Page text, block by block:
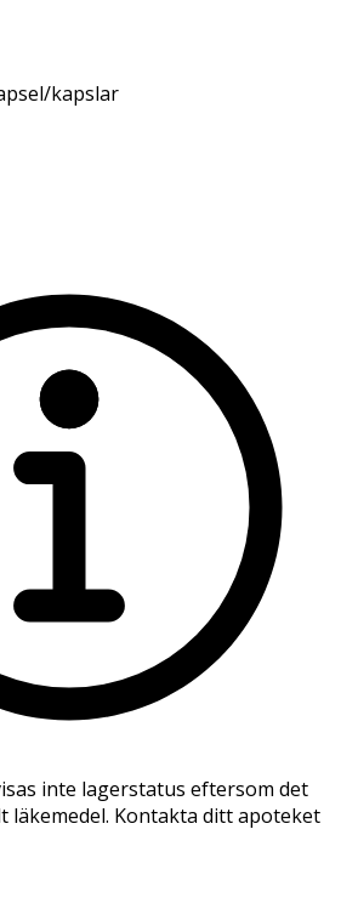
kapslar
inte lagerstatus eftersom det
läkemedel. Kontakta ditt apoteket